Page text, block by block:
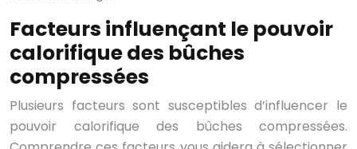
Facteurs influençant le pouvoir
calorifique des bûches
compressées
Plusieurs facteurs sont susceptibles d’influencer le
pouvoir calorifique des bûches compressées.